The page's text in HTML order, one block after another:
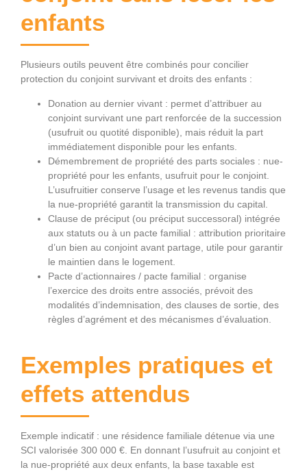
enfants
Plusieurs outils peuvent être combinés pour concilier
protection du conjoint survivant et droits des enfants :
Donation au dernier vivant : permet d’attribuer au
conjoint survivant une part renforcée de la succession
(usufruit ou quotité disponible), mais réduit la part
immédiatement disponible pour les enfants.
Démembrement de propriété des parts sociales : nue-
propriété pour les enfants, usufruit pour le conjoint.
L’usufruitier conserve l’usage et les revenus tandis que
la nue-propriété garantit la transmission du capital.
Clause de préciput (ou préciput successoral) intégrée
aux statuts ou à un pacte familial : attribution prioritaire
d’un bien au conjoint avant partage, utile pour garantir
le maintien dans le logement.
Pacte d’actionnaires / pacte familial : organise
l’exercice des droits entre associés, prévoit des
modalités d’indemnisation, des clauses de sortie, des
règles d’agrément et des mécanismes d’évaluation.
Exemples pratiques et
effets attendus
Exemple indicatif : une résidence familiale détenue via une
SCI valorisée 300 000 €. En donnant l’usufruit au conjoint et
la nue-propriété aux deux enfants, la base taxable est